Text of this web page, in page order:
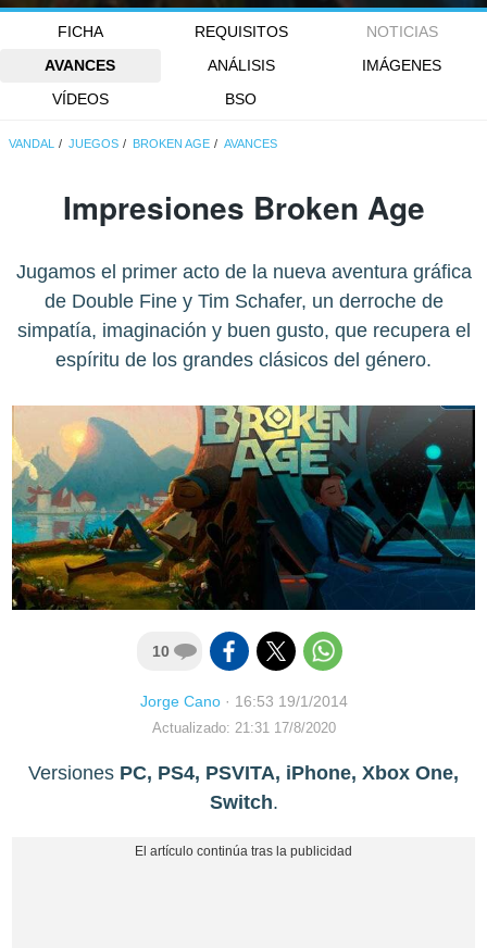
FICHA REQUISITOS
NOTICIAS
AVANCES
ANÁLISIS
IMÁGENES
VÍDEOS
BSO
VANDAL JUEGOS BROKEN AGE AVANCES
Impresiones Broken Age
Jugamos el primer acto de la nueva aventura gráfica
de Double Fine y Tim Schafer, un derroche de
simpatía, imaginación y buen gusto, que recupera el
espíritu de los grandes clásicos del género.
10
Jorge Cano· 16:53 19/1/2014
Actualizado: 21:31 17/8/2020
Versiones PC, PS4, PSVITA, iPhone, Xbox One,
Switch.